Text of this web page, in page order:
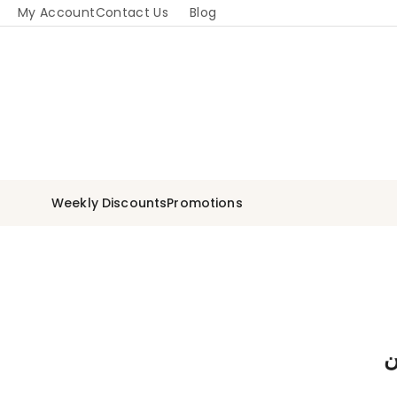
Blog
Contact Us
My Account
Promotions
Weekly Discounts